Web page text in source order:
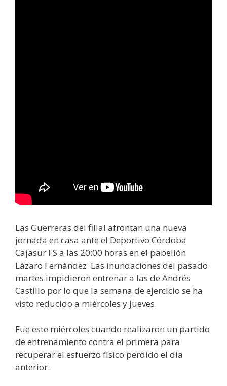
Las Guerreras del filial afrontan una nueva
jornada en casa ante el Deportivo Córdoba
Cajasur FS a las 20:00 horas en el pabellón
Lázaro Fernández. Las inundaciones del pasado
martes impidieron entrenar a las de Andrés
Castillo por lo que la semana de ejercicio se ha
visto reducido a miércoles y jueves.
Fue este miércoles cuando realizaron un partido
de entrenamiento contra el primera para
recuperar el esfuerzo físico perdido el día
anterior.